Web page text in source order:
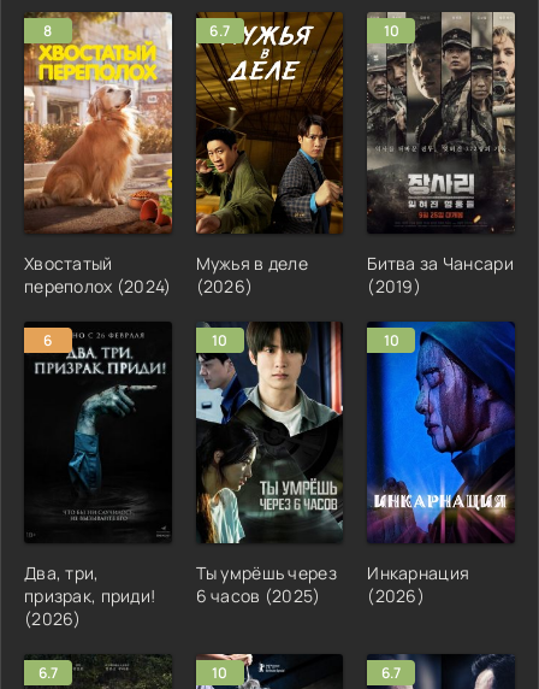
8
Хвостатый
переполох (2024)
6.7
Мужья в деле
(2026)
10
Битва за Чансари
(2019)
6
Два, три,
призрак, приди!
(2026)
10
Ты умрёшь через
6 часов (2025)
10
Инкарнация
(2026)
6.7 10 6.7